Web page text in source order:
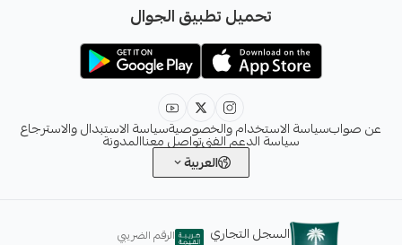
info@sawab.app
تحميل تطبيق الجوال
عن صوابسياسة الاستخدام والخصوصيةسياسة الاستبدال والاسترجاع
سياسة الدعم الفنيتواصل معناالمدونة
العربية
السجل التجاري الرقم الضريبي